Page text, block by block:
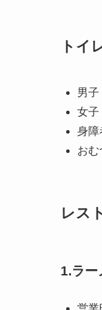
トイ
男子
女子
身障
おむ
レス
1.ラー